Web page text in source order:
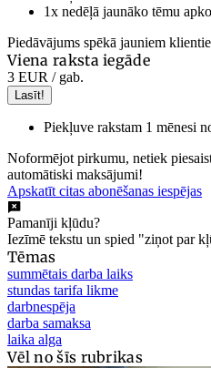
1x nedēļā jaunāko tēmu
Piedāvājums spēkā jauniem
Viena raksta iegāde
3 EUR / gab.
Lasīt!
Piekļuve rakstam 1 mēnesi
Noformējot pirkumu, netiek
automātiski maksājumi!
Apskatīt citas abonēšanas iespējas
Pamanīji kļūdu?
Iezīmē tekstu un spied "ziņot par
Tēmas
summētais darba laiks
stundas tarifa likme
darbnespēja
darba samaksa
laika alga
Vēl no šīs rubrikas